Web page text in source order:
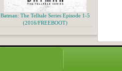
Batman: The Telltale Series Episode 1-5
(2016/FREEBOOT)